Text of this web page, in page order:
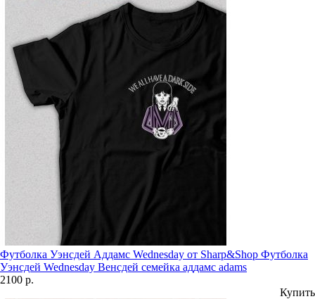
Футболка Уэнсдей Аддамс Wednesday от Sharp&Shop Футболка
Уэнсдей Wednesday Венсдей семейка аддамс adams
2100 р.
Купить